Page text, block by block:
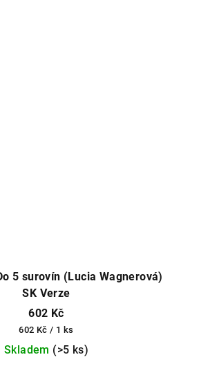
5 surovín (Lucia Wagnerová)
SK Verze
602 Kč
Měrná
cena:
602 Kč / 1 ks
Skladem (>5 ks)